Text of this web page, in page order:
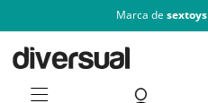
Marca de sextoys